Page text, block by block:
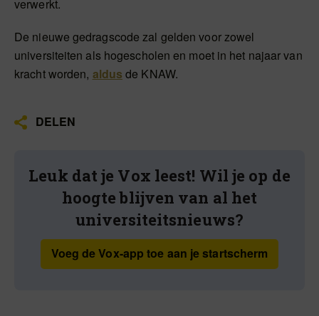
verwerkt.
De nieuwe gedragscode zal gelden voor zowel
universiteiten als hogescholen en moet in het najaar van
kracht worden, aldus de KNAW.
DELEN
Leuk dat je Vox leest! Wil je op de
hoogte blijven van al het
universiteitsnieuws?
Voeg de Vox-app toe aan je startscherm